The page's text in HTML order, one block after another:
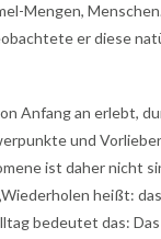
Mengen,
er diese
Anfang an erlebt,
und
ist daher nicht
heißt:
bedeutet das: